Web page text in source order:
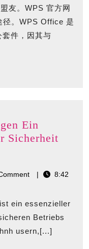
指
南
友。WPS 官方网
径。WPS Office 是
件，因其与
Ein
Sicherheit
8:42
ein essenzieller
Betriebs
usern,[...]